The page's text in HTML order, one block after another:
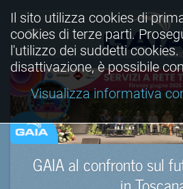
GAIA al confronto sul
Il sito utilizza cookies di
cookies di terze parti.
l'utilizzo dei suddetti
disattivazione, è possibile
Visualizza informativa